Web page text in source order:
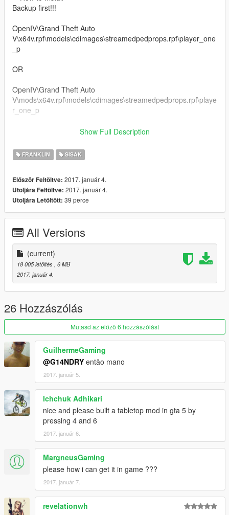
Backup first!!!
OpenIV\Grand Theft Auto
V\x64v.rpf\models\cdimages\streamedpedprops.rpf\player_one
_p
OR
OpenIV\Grand Theft Auto
V\mods\x64v.rpf\models\cdimages\streamedpedprops.rpf\playe
r_one_p
https://www.facebook.com/ModsGrandTheftAutoV/
Show Full Description
FRANKLIN SISAK
Először Feltöltve: 2017. január 4.
Utoljára Feltöltve: 2017. január 4.
Utoljára Letöltött: 39 perce
All Versions
(current)
18 005 letöltés, 6 MB
2017. január 4.
26 Hozzászólás
Mutasd az előző 6 hozzászólást
GuilhermeGaming
@G14NDRY então mano
2017. január 5.
Ichchuk Adhikari
nice and please built a tabletop mod in gta 5 by
pressing 4 and 6
2017. január 6.
MargneusGaming
please how i can get it in game ???
2017. január 7.
revelationwh